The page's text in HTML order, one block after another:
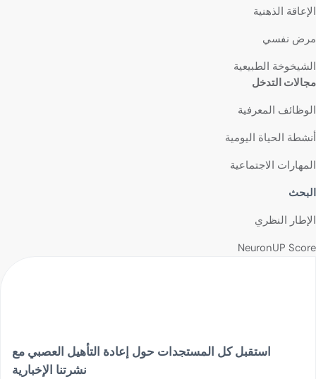
الإعاقة الذهنية
مرض نفسي
الشيخوخة الطبيعية
مجالات التدخل
الوظائف المعرفية
أنشطة الحياة اليومية
المهارات الاجتماعية
البحث
الإطار النظري
NeuronUP Score
استقبل كل المستجدات حول إعادة التأهيل العصبي مع
نشرتنا الإخبارية